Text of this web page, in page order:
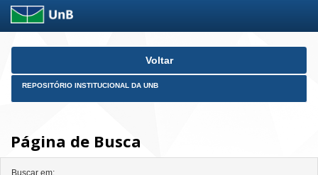
Skip
Voltar
REPOSITÓRIO INSTITUCIONAL DA UNB
Página de Busca
Buscar em: